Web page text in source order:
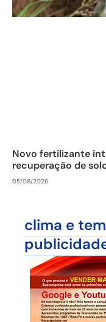
Novo fertilizante
recuperação de
05/08/2026
clima e